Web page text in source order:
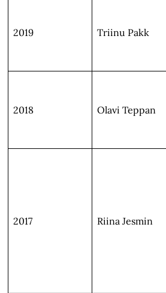
2019 Triinu Pakk
2018 Olavi Teppan
2017 Riina Jesmin